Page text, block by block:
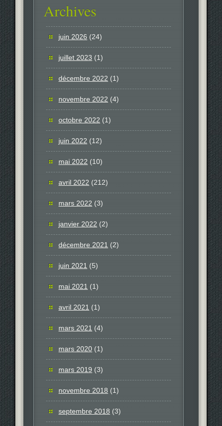
Archives
juin 2026 (24)
juillet 2023 (1)
décembre 2022 (1)
novembre 2022 (4)
octobre 2022 (1)
juin 2022 (12)
mai 2022 (10)
avril 2022 (212)
mars 2022 (3)
janvier 2022 (2)
décembre 2021 (2)
juin 2021 (5)
mai 2021 (1)
avril 2021 (1)
mars 2021 (4)
mars 2020 (1)
mars 2019 (3)
novembre 2018 (1)
septembre 2018 (3)